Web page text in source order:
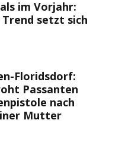
im Vorjahr:
setzt sich
Floridsdorf:
Passanten
nach
Mutter